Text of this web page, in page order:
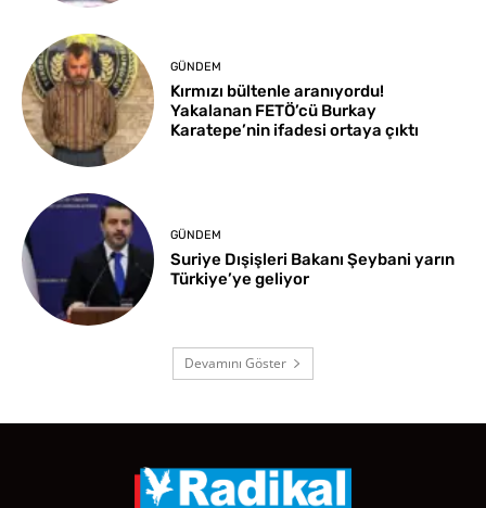
GÜNDEM
Kırmızı bültenle aranıyordu!
Yakalanan FETÖ’cü Burkay
Karatepe’nin ifadesi ortaya çıktı
GÜNDEM
Suriye Dışişleri Bakanı Şeybani yarın
Türkiye’ye geliyor
Devamını Göster